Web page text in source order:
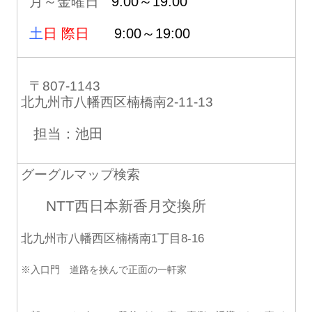
土 日 際日 9:00～19:00
〒807-1143
北九州市八幡西区楠橋南2-11-13
担当：池田
グーグルマップ検索
NTT西日本新香月交換所
北九州市八幡西区楠橋南1丁目8-16
※入口門 道路を挟んで正面の一軒家